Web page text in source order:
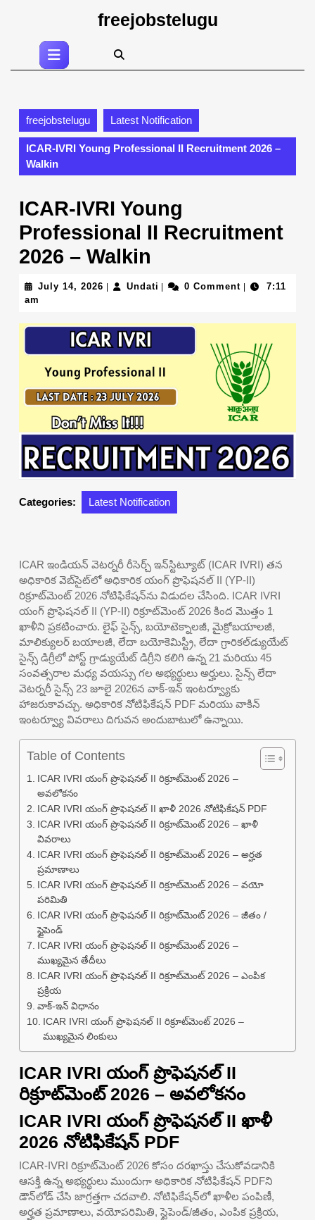
to
freejobstelugu
Open
Button
freejobstelugu Latest Notification
ICAR-IVRI Young Professional II Recruitment 2026 –
Walkin
ICAR-IVRI Young
Professional II Recruitment
2026 – Walkin
July 14, 2026 July Undati Undati0 Comment
7:11
am
Categories: Latest Notification
ICAR ఇండియన్ వెటర్నరీ రీసెర్చ్ ఇన్‌స్టిట్యూట్ (ICAR IVRI) తన
అధికారిక వెబ్‌సైట్‌లో అధికారిక యంగ్ ప్రొఫెషనల్ II (YP-II)
రిక్రూట్‌మెంట్ 2026 నోటిఫికేషన్‌ను విడుదల చేసింది. ICAR IVRI
యంగ్ ప్రొఫెషనల్ II (YP-II) రిక్రూట్‌మెంట్ 2026 కింద మొత్తం 1
ఖాళీని ప్రకటించారు. లైఫ్ సైన్స్, బయోటెక్నాలజీ, మైక్రోబయాలజీ,
మాలిక్యులర్ బయాలజీ, లేదా బయోకెమిస్ట్రీ, లేదా గ్రారికల్‌డ్యుయేట్
సైన్స్ డిగ్రీలో పోస్ట్ గ్రాడ్యుయేట్ డిగ్రీని కలిగి ఉన్న 21 మరియు 45
సంవత్సరాల మధ్య వయస్సు గల అభ్యర్థులు అర్హులు. సైన్స్ లేదా
వెటర్నరీ సైన్స్ 23 జూలై 2026న వాక్-ఇన్ ఇంటర్వ్యూకు
హాజరుకావచ్చు. అధికారిక నోటిఫికేషన్ PDF మరియు వాకిన్
ఇంటర్వ్యూ వివరాలు దిగువన అందుబాటులో ఉన్నాయి.
Table of Contents
ICAR IVRI యంగ్ ప్రొఫెషనల్ II రిక్రూట్‌మెంట్ 2026 –
అవలోకనం
ICAR IVRI యంగ్ ప్రొఫెషనల్ II ఖాళీ 2026 నోటిఫికేషన్ PDF
ICAR IVRI యంగ్ ప్రొఫెషనల్ II రిక్రూట్‌మెంట్ 2026 – ఖాళీ
వివరాలు
ICAR IVRI యంగ్ ప్రొఫెషనల్ II రిక్రూట్‌మెంట్ 2026 – అర్హత
ప్రమాణాలు
ICAR IVRI యంగ్ ప్రొఫెషనల్ II రిక్రూట్‌మెంట్ 2026 – వయో
పరిమితి
ICAR IVRI యంగ్ ప్రొఫెషనల్ II రిక్రూట్‌మెంట్ 2026 – జీతం /
స్టైపెండ్
ICAR IVRI యంగ్ ప్రొఫెషనల్ II రిక్రూట్‌మెంట్ 2026 –
ముఖ్యమైన తేదీలు
ICAR IVRI యంగ్ ప్రొఫెషనల్ II రిక్రూట్‌మెంట్ 2026 – ఎంపిక
ప్రక్రియ
వాక్-ఇన్ విధానం
ICAR IVRI యంగ్ ప్రొఫెషనల్ II రిక్రూట్‌మెంట్ 2026 –
ముఖ్యమైన లింకులు
ICAR IVRI యంగ్ ప్రొఫెషనల్ II
రిక్రూట్‌మెంట్ 2026 – అవలోకనం
ICAR IVRI యంగ్ ప్రొఫెషనల్ II ఖాళీ
2026 నోటిఫికేషన్ PDF
ICAR-IVRI రిక్రూట్‌మెంట్ 2026 కోసం దరఖాస్తు చేసుకోవడానికి
ఆసక్తి ఉన్న అభ్యర్థులు ముందుగా అధికారిక నోటిఫికేషన్ PDFని
డౌన్‌లోడ్ చేసి జాగ్రత్తగా చదవాలి. నోటిఫికేషన్‌లో ఖాళీల పంపిణీ,
అర్హత ప్రమాణాలు, వయోపరిమితి, స్టైపెండ్/జీతం, ఎంపిక ప్రక్రియ,